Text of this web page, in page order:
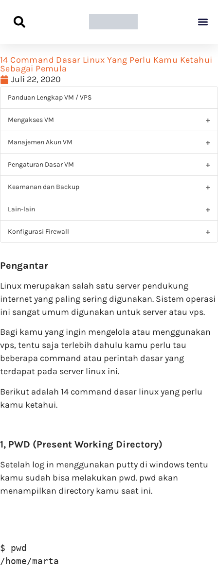
14 Command Dasar Linux Yang Perlu Kamu Ketahui
Sebagai Pemula
Juli 22, 2020
Panduan Lengkap VM / VPS
Mengakses VM
Manajemen Akun VM
Pengaturan Dasar VM
Keamanan dan Backup
Lain-lain
Konfigurasi Firewall
Pengantar
Linux merupakan salah satu server pendukung
internet yang paling sering digunakan. Sistem operasi
ini sangat umum digunakan untuk server atau vps.
Bagi kamu yang ingin mengelola atau menggunakan
vps, tentu saja terlebih dahulu kamu perlu tau
beberapa command atau perintah dasar yang
terdapat pada server linux ini.
Berikut adalah 14 command dasar linux yang perlu
kamu ketahui.
1, PWD (Present Working Directory)
Setelah log in menggunakan putty di windows tentu
kamu sudah bisa melakukan pwd. pwd akan
menampilkan directory kamu saat ini.
$ pwd
/home/marta